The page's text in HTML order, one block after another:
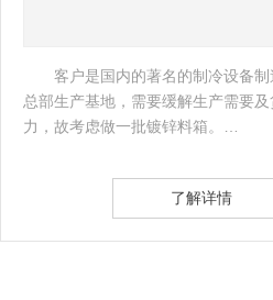
客户是一家外企公司，准备购
物存储，南京飞天了解企业实际情况
司制定了相应的托盘方案。 …
了解详情